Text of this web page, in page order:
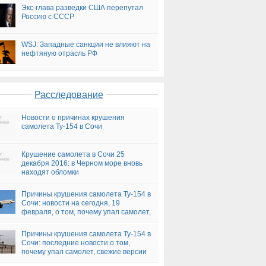
Экс-глава разведки США перепутал
Россию с СССР
WSJ: Западные санкции не влияют на
нефтяную отрасль РФ
Расследование
Новости о причинах крушения
самолета Ту-154 в Сочи
Крушение самолета в Сочи 25
декабря 2016: в Черном море вновь
находят обломки
Причины крушения самолета Ту-154 в
Сочи: новости на сегодня, 19
февраля, о том, почему упал самолет,
Причины крушения самолета Ту-154 в
Сочи: последние новости о том,
почему упал самолет, свежие версии